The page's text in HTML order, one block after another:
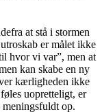
at stå i stormen
er målet ikke
hvor vi var”, men at
kan skabe en ny
kærligheden ikke
uopretteligt, er
op.